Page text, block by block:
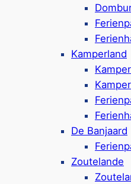
Kamperland
De Banjaard
Zoutelande
Google
Bewertungen)
Mehr
Nordzee
Ferienpark in
km von
Ferienhäuser &